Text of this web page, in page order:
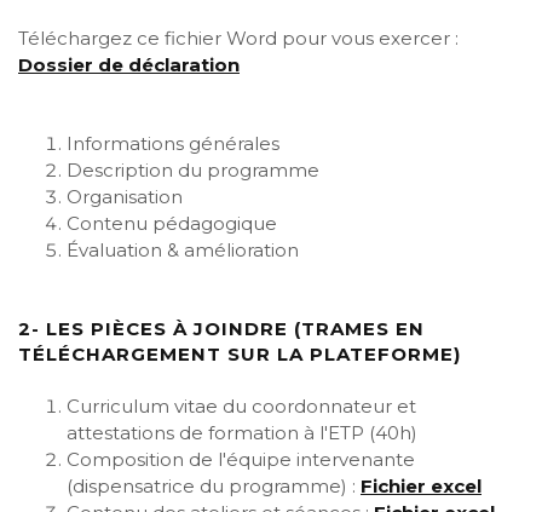
Téléchargez ce fichier Word pour vous exercer :
Dossier de déclaration
Informations générales
Description du programme
Organisation
Contenu pédagogique
Évaluation & amélioration
2- LES PIÈCES À JOINDRE (TRAMES EN
TÉLÉCHARGEMENT SUR LA PLATEFORME)
Curriculum vitae du coordonnateur et
attestations de formation à l'ETP (40h)
Composition de l'équipe intervenante
(dispensatrice du programme) : Fichier excel